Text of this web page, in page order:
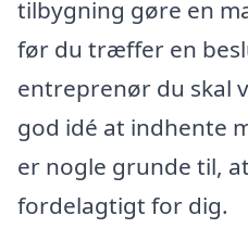
tilbygning gøre en
før du træffer en
entreprenør du skal
god idé at indhente
er nogle grunde til,
fordelagtigt for dig.